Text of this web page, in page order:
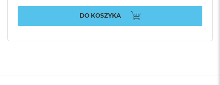
DO KOSZYKA